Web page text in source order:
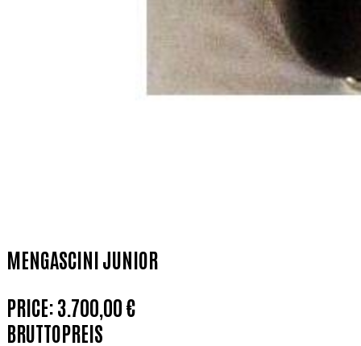
MENGASCINI JUNIOR
PRICE:3.700,00 €
BRUTTOPREIS